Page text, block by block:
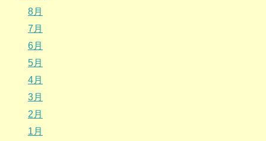
8月
7月
6月
5月
4月
3月
2月
1月